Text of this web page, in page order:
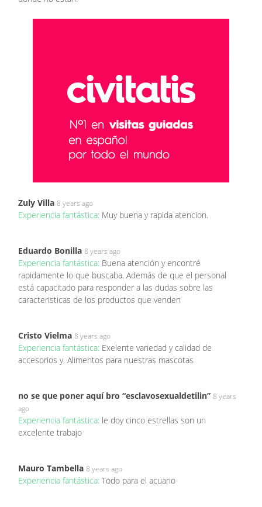
Zuly Villa 8 years ago
Experiencia fantástica: Muy buena y rapida atencion.
Eduardo Bonilla 8 years ago
Experiencia fantástica: Buena atención y encontré
rapidamente lo que buscaba. Además de que el personal
está capacitado para responder a las dudas sobre las
caracteristicas de los productos que venden
Cristo Vielma 8 years ago
Experiencia fantástica: Exelente variedad y calidad de
accesorios y. Alimentos para nuestras mascotas
no se que poner aquí bro “esclavosexualdetilin” 8 years
ago
Experiencia fantástica: le doy cinco estrellas son un
excelente trabajo
Mauro Tambella 8 years ago
Experiencia fantástica: Todo para el acuario